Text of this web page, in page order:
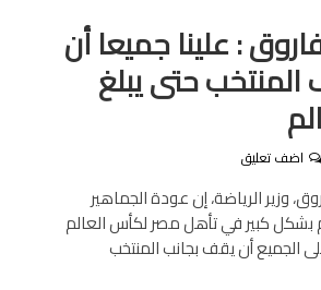
: علينا جميعا أن
حتى يبلغ
اضف تعليق
وزير الرياضة، إن عودة الجماهير
بشكل كبير في تأهل مصر لكأس العالم
2014 "على الجميع أن يقف بجانب المنتخب